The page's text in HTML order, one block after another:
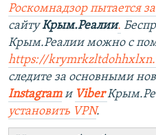
Роскомнадзор пытается
сайтуКрым.Реалии.
Крым.Реалии можно с
https://
следите за основными
Instagram и Viber
установить VPN.